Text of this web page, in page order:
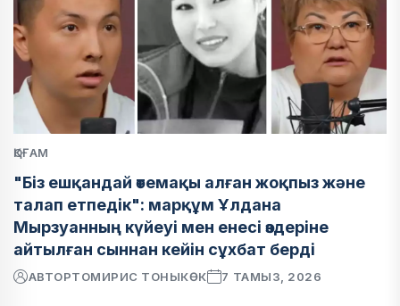
ҚОҒАМ
"Біз ешқандай өтемақы алған жоқпыз және
талап етпедік": марқұм Ұлдана
Мырзуанның күйеуі мен енесі өздеріне
айтылған сыннан кейін сұхбат берді
АВТОРТОМИРИС ТОНЫКӨК 7 ТАМЫЗ, 2026